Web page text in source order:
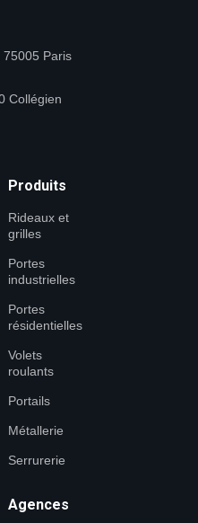
Paris
Collégien
Produits
Rideaux et
grilles
Portes
industrielles
Portes
résidentielles
Volets
roulants
Portails
Métallerie
Serrurerie
Agences